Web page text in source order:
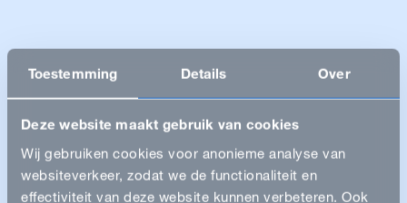
Toestemming Details Over
Deze website maakt gebruik van cookies
Wij gebruiken cookies voor anonieme analyse van
websiteverkeer, zodat we de functionaliteit en
effectiviteit van deze website kunnen verbeteren. Ook